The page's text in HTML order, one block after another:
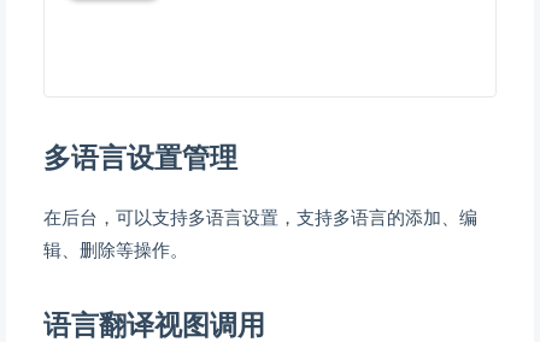
多语言设置管理
在后台，可以支持多语言设置，支持多语言的添加、编
辑、删除等操作。
语言翻译视图调用